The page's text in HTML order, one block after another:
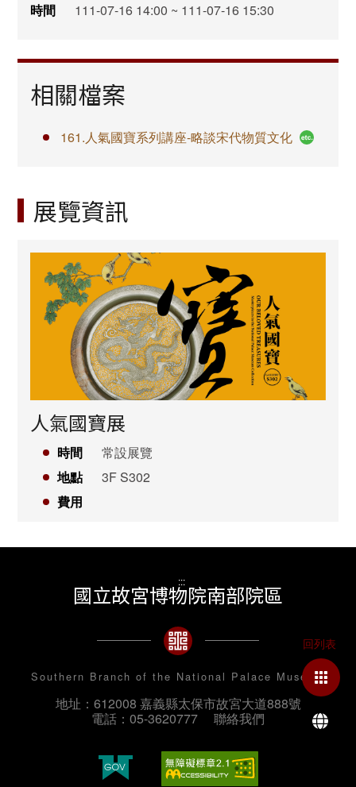
時間 111-07-16 14:00 ~ 111-07-16 15:30
相關檔案
161.人氣國寶系列講座-略談宋代物質文化
展覽資訊
人氣國寶展
時間
常設展覽
地點
3F S302
費用
:::
國立故宮博物院南部院區
Southern Branch of the National Palace Museum
地址：612008 嘉義縣太保市故宮大道888號
電話：05-3620777
聯絡我們